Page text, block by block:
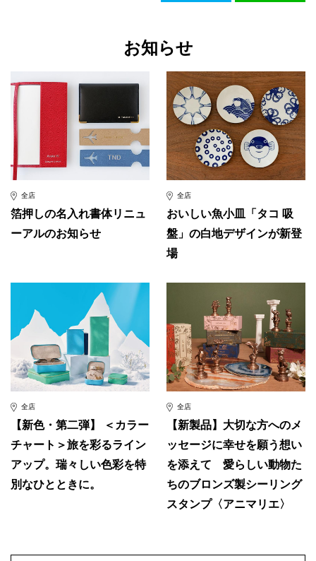
お知らせ
全店
箔押しの名入れ書体リニュ
ーアルのお知らせ
全店
おいしい魚小皿「タコ 吸
盤」の白地デザインが新登
場
全店
【新色・第二弾】 ＜カラー
チャート＞旅を彩るライン
アップ。瑞々しい色彩を特
別なひとときに。
全店
【新製品】大切な方へのメ
ッセージに幸せを願う想い
を添えて 愛らしい動物た
ちのブロンズ製シーリング
スタンプ〈アニマリエ〉